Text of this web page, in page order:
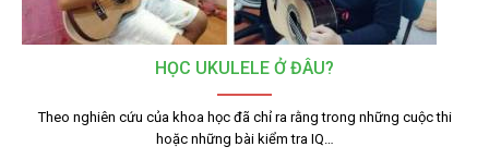
HỌC UKULELE Ở ĐÂU?
Theo nghiên cứu của khoa học đã chỉ ra rằng trong những cuộc thi
hoặc những bài kiểm tra IQ…